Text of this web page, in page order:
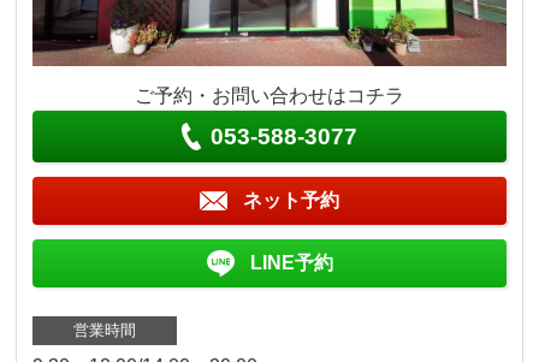
ご予約・お問い合わせはコチラ
053-588-3077
ネット予約
LINE予約
営業時間